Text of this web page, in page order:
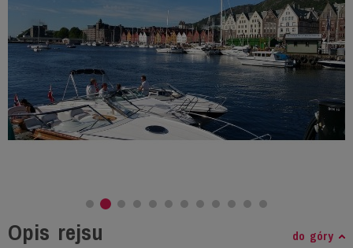
Opis rejsu do góry